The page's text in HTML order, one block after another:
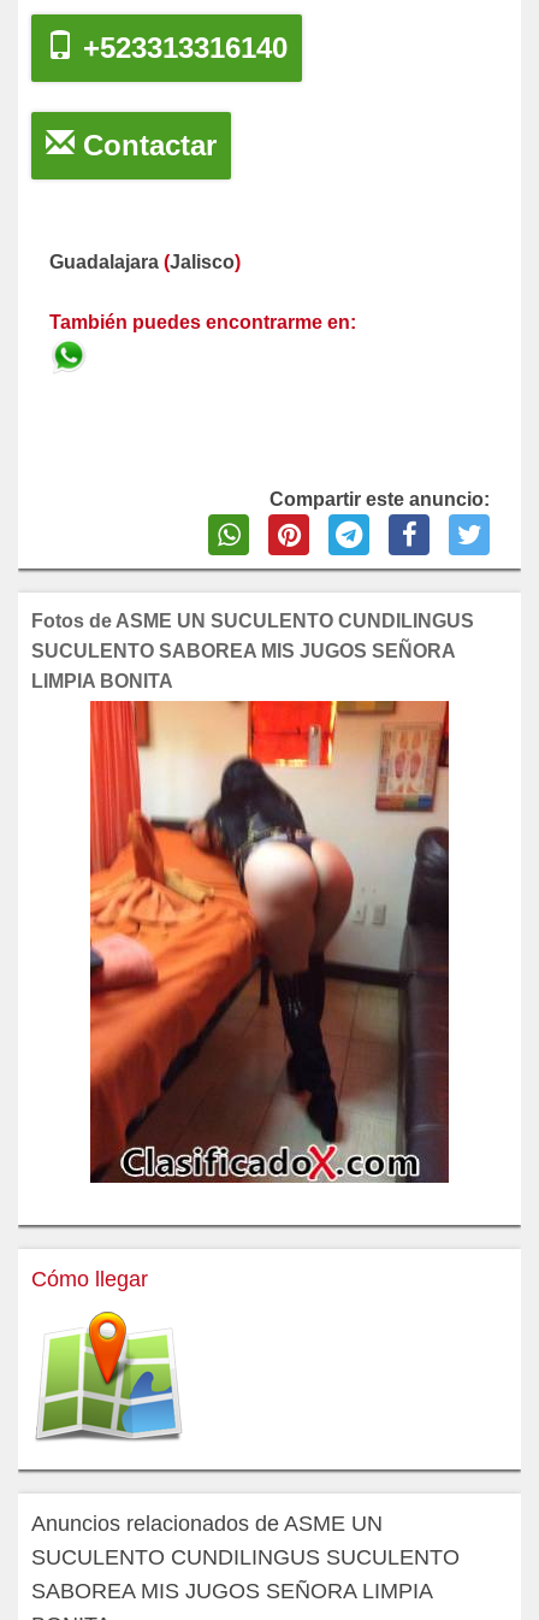
+523313316140
Contactar
Guadalajara (Jalisco)
También puedes encontrarme en:
Compartir este anuncio:
Fotos de ASME UN SUCULENTO CUNDILINGUS
SUCULENTO SABOREA MIS JUGOS SEÑORA
LIMPIA BONITA
Cómo llegar
Anuncios relacionados de ASME UN
SUCULENTO CUNDILINGUS SUCULENTO
SABOREA MIS JUGOS SEÑORA LIMPIA